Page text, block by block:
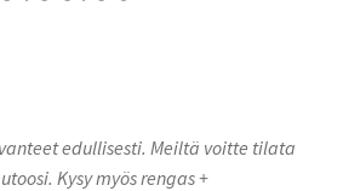
edullisesti. Meiltä voitte tilata
Kysy myös rengas +